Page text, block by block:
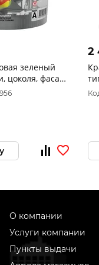
зеленый
цоколя, фасада
2
О компании
Услуги компании
Пункты выдачи